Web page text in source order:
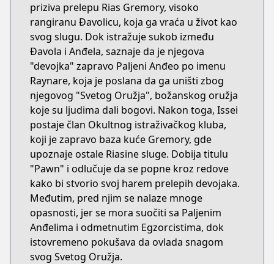
priziva prelepu Rias Gremory, visoko
rangiranu Đavolicu, koja ga vraća u život kao
svog slugu. Dok istražuje sukob između
Đavola i Anđela, saznaje da je njegova
"devojka" zapravo Paljeni Anđeo po imenu
Raynare, koja je poslana da ga uništi zbog
njegovog "Svetog Oružja", božanskog oružja
koje su ljudima dali bogovi. Nakon toga, Issei
postaje član Okultnog istraživačkog kluba,
koji je zapravo baza kuće Gremory, gde
upoznaje ostale Riasine sluge. Dobija titulu
"Pawn" i odlučuje da se popne kroz redove
kako bi stvorio svoj harem prelepih devojaka.
Međutim, pred njim se nalaze mnoge
opasnosti, jer se mora suočiti sa Paljenim
Anđelima i odmetnutim Egzorcistima, dok
istovremeno pokušava da ovlada snagom
svog Svetog Oružja.